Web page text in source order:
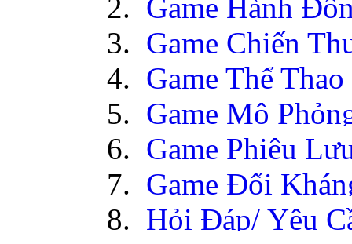
Game Hành
Game Chiến
Game Thể Thao
Game Mô
Game Phiêu
Game Đối
Hỏi Đáp/ Yêu